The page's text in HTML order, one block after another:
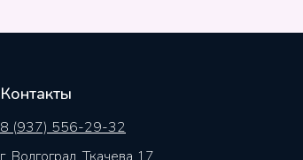
Контакты
8 (937) 556-29-32